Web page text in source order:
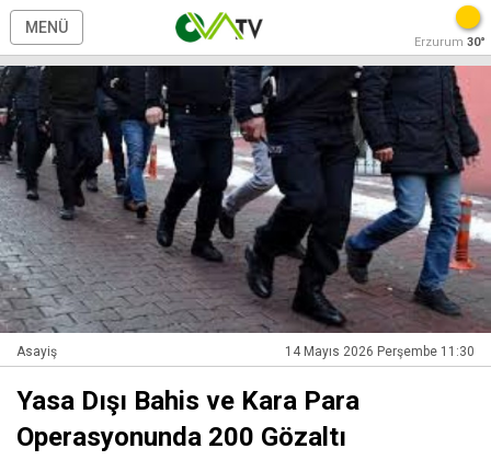
MENÜ
Erzurum 30°
Asayiş 14 Mayıs 2026 Perşembe 11:30
Yasa Dışı Bahis ve Kara Para
Operasyonunda 200 Gözaltı